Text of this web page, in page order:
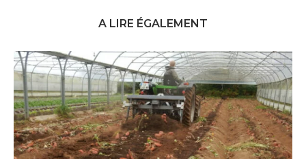
A LIRE ÉGALEMENT